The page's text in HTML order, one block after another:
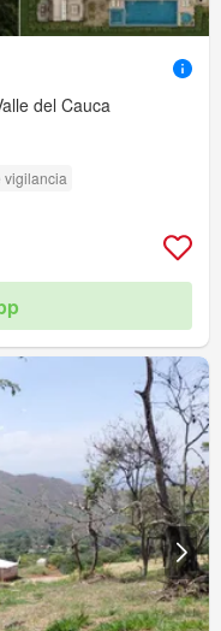
del Cauca
vigilancia